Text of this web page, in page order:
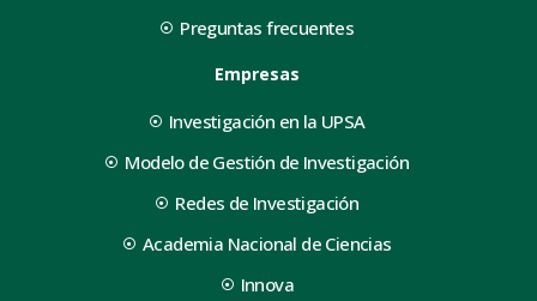
Preguntas frecuentes
Empresas
Investigación en la UPSA
Modelo de Gestión de Investigación
Redes de Investigación
Academia Nacional de Ciencias
Innova